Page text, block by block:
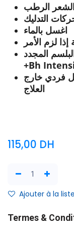
الرطب
التدليك
اغسل بالماء
لزم الأمر
المجدد
فردي خارج
العلاج
115,00 DH
Ajouter à la
Termes &